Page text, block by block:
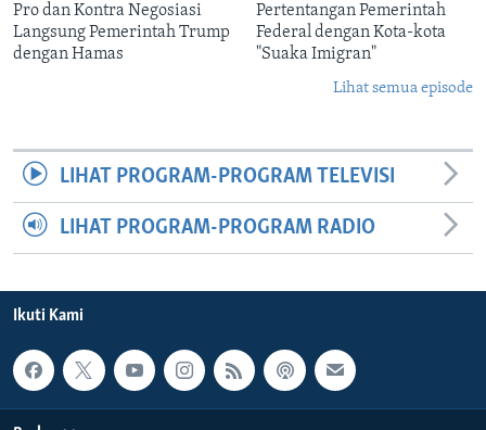
Pro dan Kontra Negosiasi
Langsung Pemerintah Trump
dengan Hamas
Pertentangan Pemerintah
Federal dengan Kota-kota
"Suaka Imigran"
Lihat semua episode
LIHAT PROGRAM-PROGRAM TELEVISI
LIHAT PROGRAM-PROGRAM RADIO
Ikuti Kami